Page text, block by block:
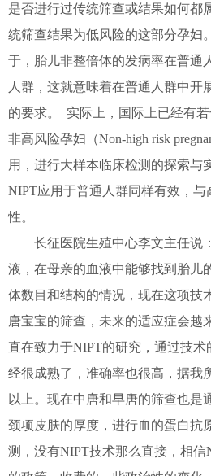
是否进行过传统筛查或结果如何都
统筛查结果为低风险的这部分孕妇
于，胎儿非整倍体的发病率在普通
人群，这就意味着在普通人群中开
的要求。 实际上，国际上已经有
非高风险孕妇（Non-high risk
用，进行大样本临床检测的探索与
NIPT应用于普通人群同样有效，
性。
长征医院生殖中心李文主任说：
液，在母亲的血液中能够找到胎儿
体数目和结构的情况，现在这项技
唐宝宝的筛查，未来的适应症会越
直在致力于NIPT的研究，通过技
经很成熟了，准确率也很高，据我
以上。现在中唐和早唐的筛查也是
颈项皮肤的厚度，进行血的蛋白抗
测，没有NIPT技术那么直接，相